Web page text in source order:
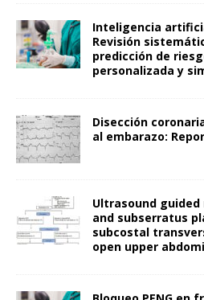
Inteligencia
Revisión
predicción de
personalizada y
Disección
al embarazo:
Ultrasound
and subserratus
subcostal
open upper